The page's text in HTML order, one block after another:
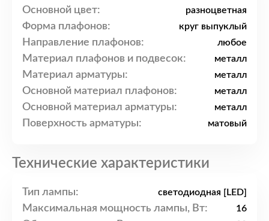
Основной цвет: разноцветная
Форма плафонов: круг выпуклый
Направление плафонов: любое
Материал плафонов и подвесок: металл
Материал арматуры: металл
Основной материал плафонов: металл
Основной материал арматуры: металл
Поверхность арматуры: матовый
Технические характеристики
Тип лампы: светодиодная [LED]
Максимальная мощность лампы, Вт: 16